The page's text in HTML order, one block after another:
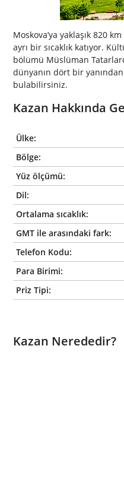
Moskova’ya yaklaşık 820
ayrı bir sıcaklık katıyor.
bölümü Müslüman
dünyanın dört bir
bulabilirsiniz.
Kazan Hakkında
Ülke:
Bölge:
Yüz ölçümü:
Dil:
Ortalama sıcaklık:
GMT ile arasındaki fark:
Telefon Kodu:
Para Birimi:
Priz Tipi:
Kazan Nerededir?